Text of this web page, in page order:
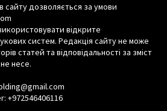
сайту дозволяється за умови
відкрите
систем. Редакція сайту не може
статей та відповідальності за зміст
несе.
+972546406116